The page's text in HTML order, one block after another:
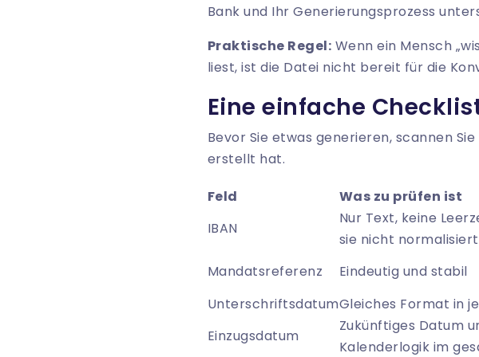
Bank und Ihr Generierungsprozess
Praktische Regel: Wenn ein Mensch
liest, ist die Datei nicht bereit für die
Eine einfache
Bevor Sie etwas generieren, scannen
erstellt hat.
Feld Was zu prüfen ist
IBAN
Nur Text, keine
sie nicht normalisiert
Mandatsreferenz
Eindeutig und stabil
UnterschriftsdatumGleiches Format in
Einzugsdatum
Zukünftiges Datum
Kalenderlogik im